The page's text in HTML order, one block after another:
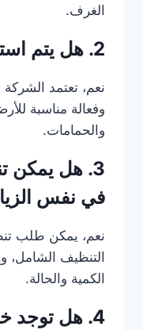
الغرف.
2. هل يتم استخدام منظفات آمنة؟
نعم، تعتمد
وفعالة مناسبة
والحمامات.
3. هل يمكن
في نفس
نعم، يمكن طلب
التنظيف
الكمية والحالة.
4. هل توجد